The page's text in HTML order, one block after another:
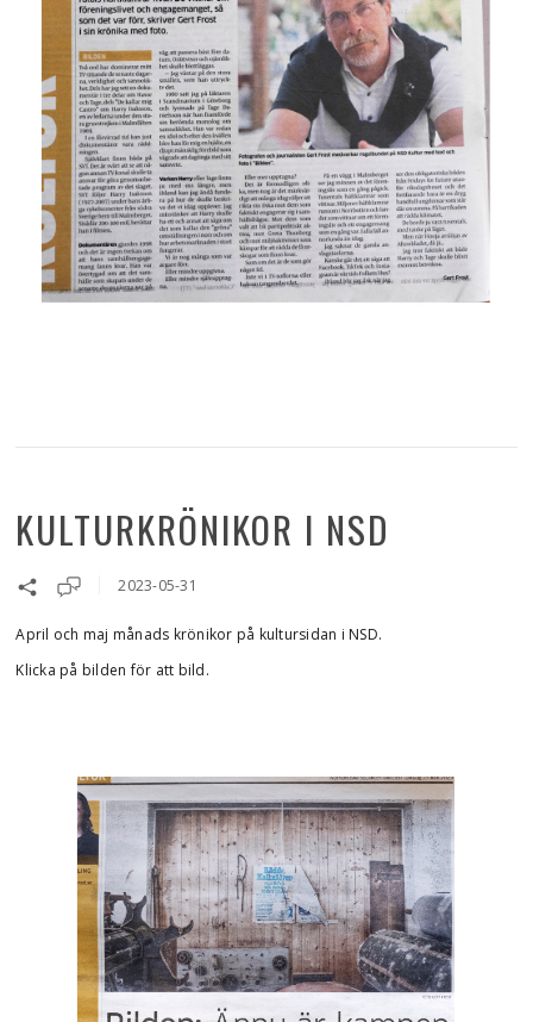
KULTURKRÖNIKOR I NSD
2023-05-31
April och maj månads krönikor på kultursidan i NSD.
Klicka på bilden för att bild.